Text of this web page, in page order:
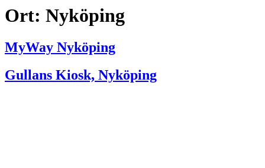
Ort: Nyköping
MyWay Nyköping
Gullans Kiosk, Nyköping